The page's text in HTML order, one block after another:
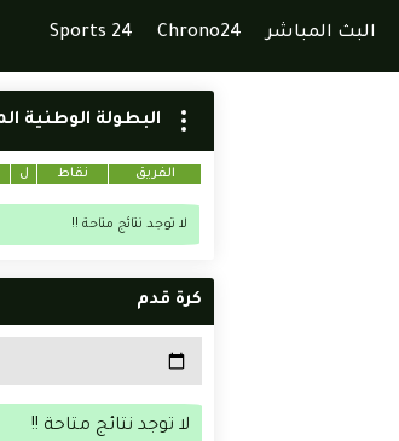
البث المباشر Chrono24
Sports 24
البطولة الوطنية
الفريق نقاط ل
لا توجد نتائج متاحة !!
كرة قدم
لا توجد نتائج متاحة !!